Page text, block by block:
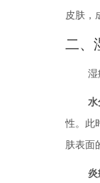
皮肤，
二、
湿
水
性。此
肤表面
炎